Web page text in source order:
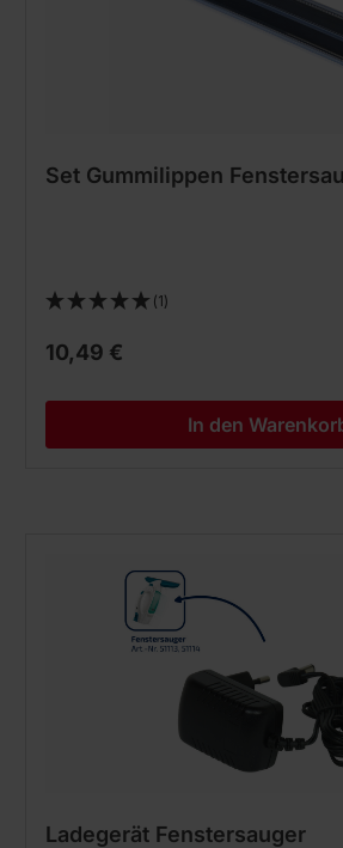
Set Gummilippen
(1)
10,49 €
In den
Ladegerät Fenstersauger